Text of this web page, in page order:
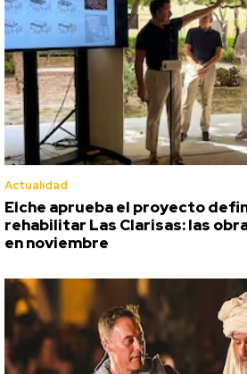
Actualidad
Elche aprueba el proyecto
rehabilitar Las Clarisas: las
en noviembre